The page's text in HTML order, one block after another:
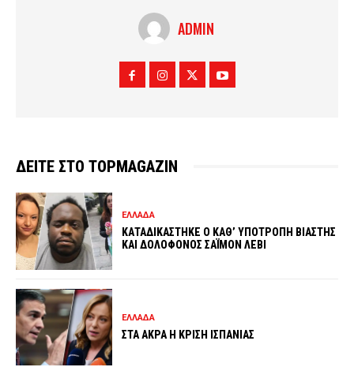
ADMIN
ΔΕΙΤΕ ΣΤΟ TOPMAGAZIN
ΕΛΛΑΔΑ
ΚΑΤΑΔΙΚΑΣΤΗΚΕ Ο ΚΑΘ’ ΥΠΟΤΡΟΠΗ ΒΙΑΣΤΗΣ
ΚΑΙ ΔΟΛΟΦΟΝΟΣ ΣΑΪΜΟΝ ΛΕΒΙ
ΕΛΛΑΔΑ
ΣΤΑ ΑΚΡΑ Η ΚΡΙΣΗ ΙΣΠΑΝΙΑΣ